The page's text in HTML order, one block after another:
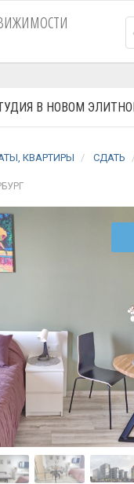
В НОВОМ
КВАРТИРЫ СДАТЬ